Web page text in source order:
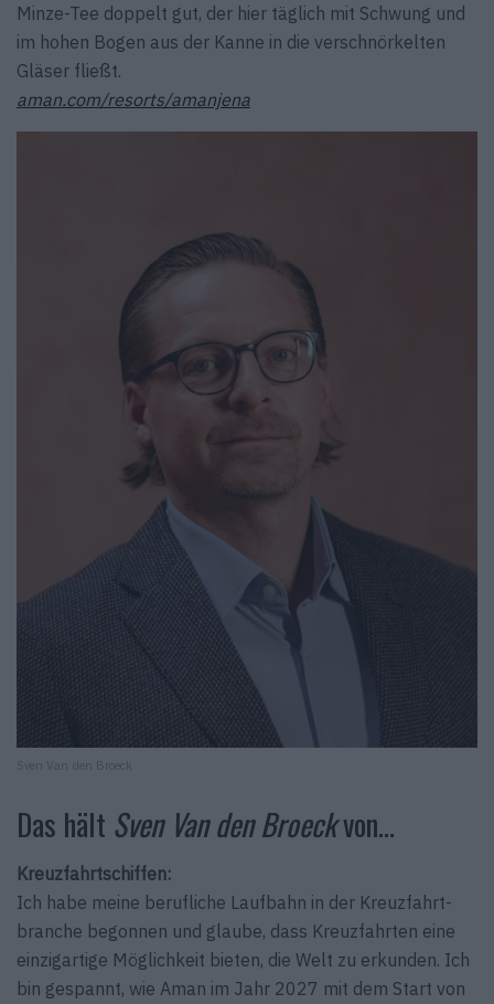
Minze-Tee doppelt gut, der hier täglich mit Schwung und
im hohen Bogen aus der Kanne in die verschnörkelten
Gläser fließt.
aman.com/resorts/amanjena
Sven Van den Broeck
Das hält Sven Van den Broeckvon…
Kreuzfahrtschiffen:
Ich habe meine berufliche Laufbahn in der Kreuzfahrt­
branche begonnen und glaube, dass Kreuzfahrten eine
einzigartige Möglichkeit bieten, die Welt zu erkunden. Ich
bin gespannt, wie Aman im Jahr 2027 mit dem Start von